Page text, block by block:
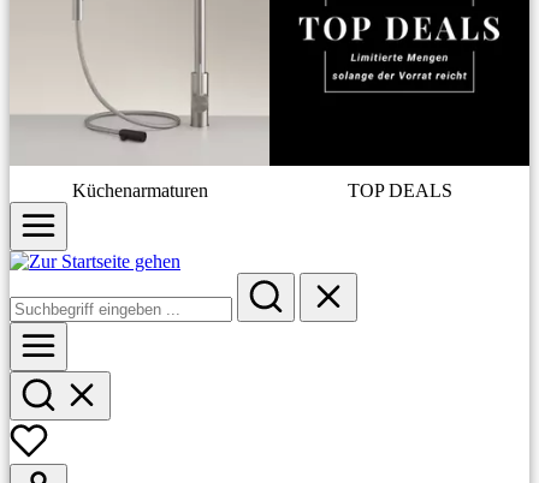
Küchenarmaturen TOP DEALS